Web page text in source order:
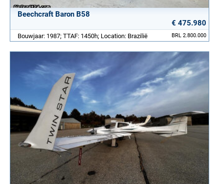
Beechcraft Baron B58
€ 475.980
BRL 2.800.000
Bouwjaar: 1987; TTAF: 1450h; Location: Brazilië